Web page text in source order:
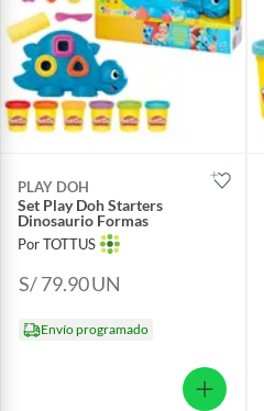
PLAY DOH
Set Play Doh Starters
Dinosaurio Formas
Por TOTTUS
S/ 79.90UN
Envío programado